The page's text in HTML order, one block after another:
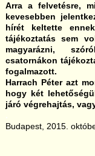
Arra a felvetésre,
kevesebben
hírét keltette
tájékoztatás sem
magyarázni,
csatornákon
fogalmazott.
Harrach Péter azt
hogy két
járó végrehajtás,
Budapest, 2015.